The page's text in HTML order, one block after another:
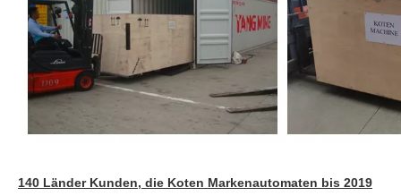
140 Länder Kunden, die Koten Markenautomaten bis 2019